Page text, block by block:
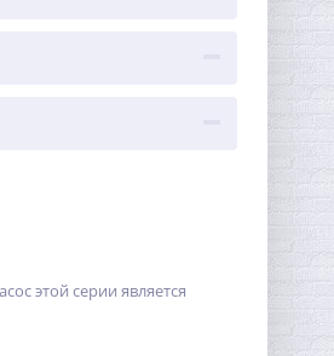
этой серии является